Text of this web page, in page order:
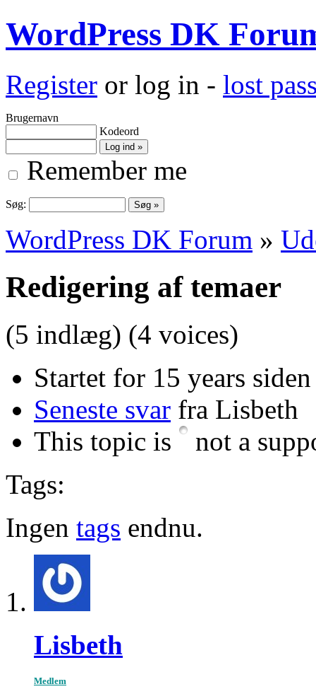
WordPress DK
Register or log in - lost
Brugernavn
Kodeord
Remember me
Søg:
WordPress DK Forum »
Redigering af temaer
(5 indlæg) (4 voices)
Startet for 15 years
Seneste svar fra Lisbeth
This topic is
not a
Tags:
Ingen tags endnu.
Lisbeth
Medlem